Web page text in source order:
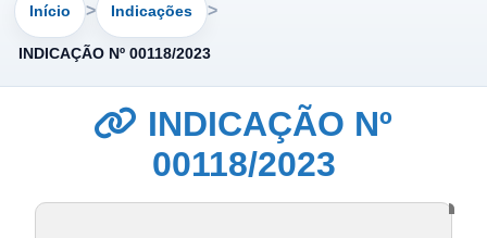
Início Indicações
INDICAÇÃO Nº 00118/2023
INDICAÇÃO Nº
00118/2023